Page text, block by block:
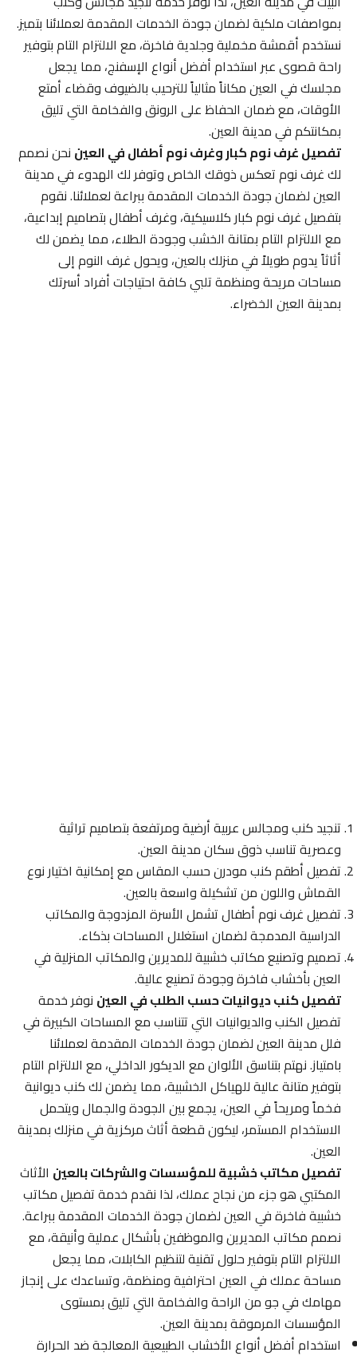
بمواصفات ملكية لضمان جودة الخدمات المقدمة لعملائنا بتميز.
نستخدم أقمشة مخملية وجلدية فاخرة، مع الالتزام التام بتوفير
راحة قصوى عبر استخدام أفضل أنواع الإسفنج، مما يجعل
مجلسك في العين مكاناً مثالياً للترحيب بالضيوف وقضاء أمتع
الأوقات، مع ضمان الحفاظ على الرونق والفخامة التي تليق
بمكانتكم في مدينة العين.
تفصيل غرف نوم كبار وغرف نوم أطفال في العيننحن نصمم
لك غرف نوم تعكس ذوقك الخاص وتوفر لك الهدوء في مدينة
العين لضمان جودة الخدمات المقدمة ببراعة لعملائنا. نقوم
بتفصيل غرف نوم كبار كلاسيكية، وغرف أطفال بتصاميم إبداعية،
مع الالتزام التام بمتانة الخشب وجودة الطلاء، مما يضمن لك
أثاثاً يدوم طويلاً في منزلك بالعين، ويحول غرف النوم إلى
مساحات مريحة ومنظمة تلبي كافة احتياجات أفراد أسرتك
بمدينة العين الخضراء.
تنجيد كنب ومجالس عربية أرضية ومرتفعة بتصاميم تراثية
وعصرية تناسب ذوق سكان مدينة العين.
تفصيل أطقم كنب مودرن حسب المقاس مع إمكانية اختيار نوع
القماش واللون من تشكيلة واسعة بالعين.
تفصيل غرف نوم أطفال تشمل الأسرة المزدوجة والمكاتب
الدراسية المدمجة لضمان استغلال المساحات بذكاء.
تصميم وتصنيع مكاتب خشبية للمديرين والمكاتب المنزلية في
العين بأخشاب فاخرة وجودة تصنيع عالية.
تفصيل كنب ديوانيات حسب الطلب في العيننوفر خدمة
تفصيل الكنب والديوانيات التي تتناسب مع المساحات الكبيرة في
فلل مدينة العين لضمان جودة الخدمات المقدمة لعملائنا
بامتياز. نهتم بتناسق الألوان مع الديكور الداخلي، مع الالتزام التام
بتوفير متانة عالية للهياكل الخشبية، مما يضمن لك كنب ديوانية
فخماً ومريحاً في العين، يجمع بين الجودة والجمال ويتحمل
الاستخدام المستمر، ليكون قطعة أثاث مركزية في منزلك بمدينة
العين.
تفصيل مكاتب خشبية للمؤسسات والشركات بالعينالأثاث
المكتبي هو جزء من نجاح عملك، لذا نقدم خدمة تفصيل مكاتب
خشبية فاخرة في العين لضمان جودة الخدمات المقدمة ببراعة.
نصمم مكاتب المديرين والموظفين بأشكال عملية وأنيقة، مع
الالتزام التام بتوفير حلول تقنية لتنظيم الكابلات، مما يجعل
مساحة عملك في العين احترافية ومنظمة، وتساعدك على إنجاز
مهامك في جو من الراحة والفخامة التي تليق بمستوى
المؤسسات المرموقة بمدينة العين.
استخدام أفضل أنواع الأخشاب الطبيعية المعالجة ضد الحرارة